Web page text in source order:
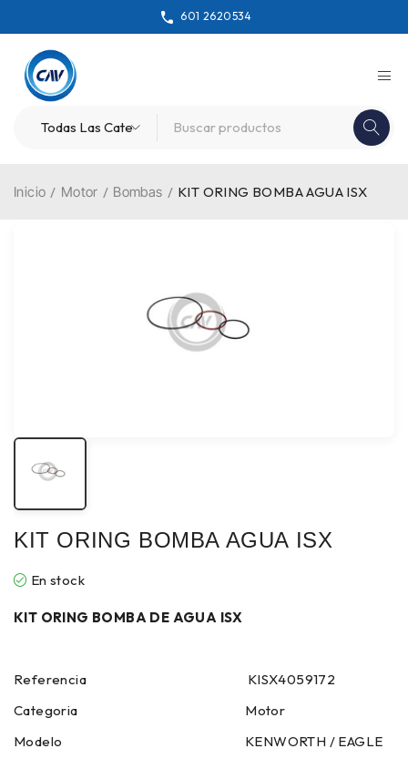
601 2620534
Inicio / Motor / Bombas / KIT ORING BOMBA AGUA ISX
KIT ORING BOMBA AGUA ISX
En stock
KIT ORING BOMBA DE AGUA ISX
Referencia KISX4059172
Categoria Motor
Modelo KENWORTH / EAGLE